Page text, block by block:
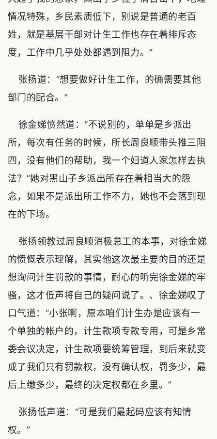
情况特殊，乡民素质低下，别说是普通的老百
姓，就是基层干部对计生工作也存在着排斥态
度，工作中几乎处处都遇到阻力。”
张扬道：“想要做好计生工作，的确需要其他
部门的配合。”
徐金娣愤然道：“不说别的，单单是乡派出
所，每次有任务的时候，所长周良顺带头推三阻
四，没有他们的帮助，我一个妇道人家怎样去执
法？”她对黑山子乡派出所存在着相当大的怨
念，如果不是派出所工作不力，她也不会落到现
在的下场。
张扬领教过周良顺消极怠工的本事，对徐金娣
的愤慨表示理解，其实他这次最主要的目的还是
想询问计生罚款的事情，耐心的听完徐金娣的牢
骚，这才低声将自己的疑问说了。、徐金娣叹了
口气道：“小张啊，原本咱们计生办是应该有一
个单独的帐户的，计生款项专款专用，可是乡常
委会议决定，计生款项要统筹管理，到后来就变
成了我们只有罚款权，没有确认权，罚多少，最
后上缴多少，最终的决定权都在乡里。”
张扬低声道：“可是我们最起码应该有知情
权。”